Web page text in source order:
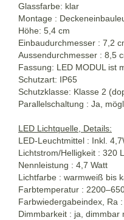
Glassfarbe: klar
Montage :
Höhe: 5,4 cm
Einbaudurchmesser : 7,2
Aussendurchmesser : 8,5
Fassung: LED MODUL ist
Schutzart: IP65
Schutzklasse: Klasse 2
Parallelschaltung : Ja,
LED Lichtquelle, Details:
LED-Leuchtmittel : Inkl.
Lichtstrom/Helligkeit : 320
Nennleistung : 4,7 Watt
Lichtfarbe : warmweiß bis
Farbtemperatur :
Farbwiedergabeindex, Ra
Dimmbarkeit : ja,